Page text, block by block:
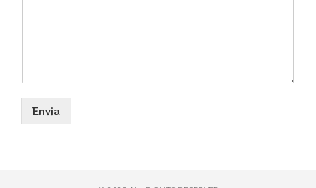
Envia